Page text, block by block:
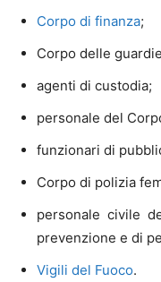
Corpo di finanza;
Corpo delle
agenti di custodia;
personale del
funzionari di
Corpo di polizia
personale civile
prevenzione e di
Vigili del Fuoco.